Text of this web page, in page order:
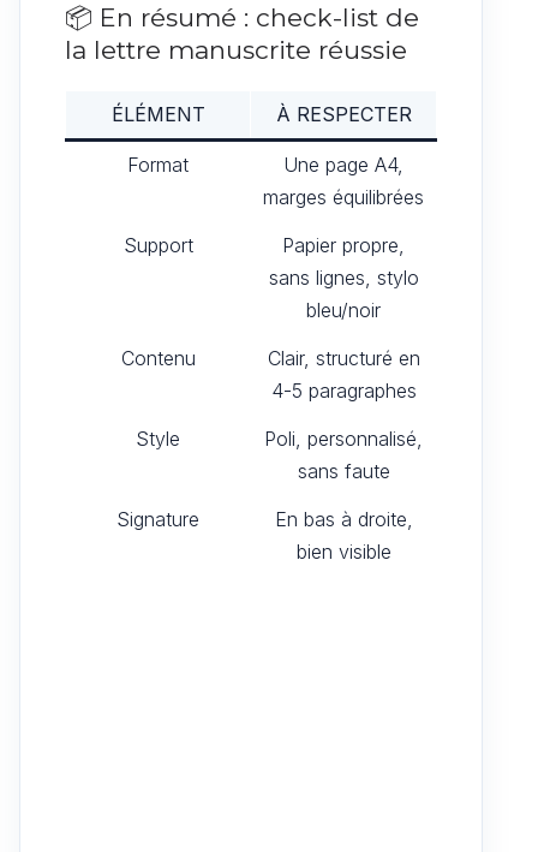
📦 En résumé : check-list de
la lettre manuscrite réussie
ÉLÉMENT À RESPECTER
Format
Une page A4,
marges équilibrées
Support
Papier propre,
sans lignes, stylo
bleu/noir
Contenu
Clair, structuré en
4-5 paragraphes
Style
Poli, personnalisé,
sans faute
Signature
En bas à droite,
bien visible